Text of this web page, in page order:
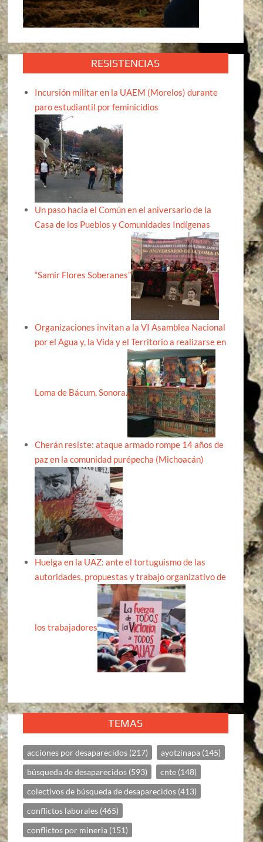
RESISTENCIAS
Incursión militar en la UAEM (Morelos) durante
paro estudiantil por feminicidios
Un paso hacia el Común en el aniversario de la
Casa de los Pueblos y Comunidades Indígenas
“Samir Flores Soberanes”
Organizaciones invitan a la VI Asamblea Nacional
por el Agua y, la Vida y el Territorio a realizarse en
Loma de Bácum, Sonora.
Cherán resiste: ataque armado rompe 14 años de
paz en la comunidad purépecha (Michoacán)
Huelga en la UAZ: ante el tortuguismo de las
autoridades, propuestas y trabajo organizativo de
los trabajadores
TEMAS
acciones por desaparecidos (217) ayotzinapa (145)
búsqueda de desaparecidos (593) cnte (148)
colectivos de búsqueda de desaparecidos (413)
conflictos laborales (465)
conflictos por mineria (151)